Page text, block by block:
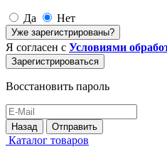
Да Нет
Уже зарегистрированы?
Я согласен с Условиями
Зарегистрироваться
Восстановить пароль
Назад Отправить
Каталог товаров